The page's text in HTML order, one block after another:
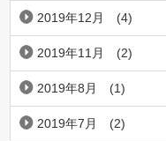
2019年12月 (4)
2019年11月 (2)
2019年8月 (1)
2019年7月 (2)